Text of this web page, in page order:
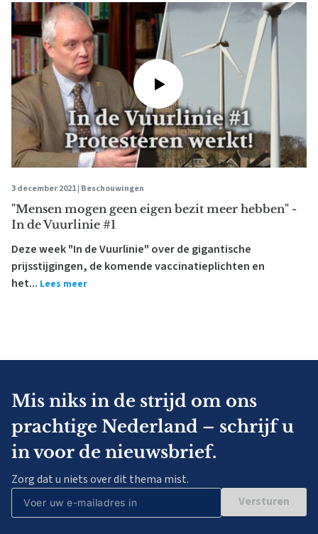
3 december 2021 | Beschouwingen
"Mensen mogen geen eigen bezit meer hebben" -
In de Vuurlinie #1
Deze week "In de Vuurlinie" over de gigantische
prijsstijgingen, de komende vaccinatieplichten en
het... Lees meer
Mis niks in de strijd om ons
prachtige Nederland – schrijf u
in voor de nieuwsbrief.
Zorg dat u niets over dit thema mist.
Versturen